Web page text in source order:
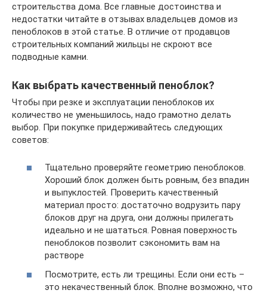
строительства дома. Все главные достоинства и
недостатки читайте в отзывах владельцев домов из
пеноблоков в этой статье. В отличие от продавцов
строительных компаний жильцы не скроют все
подводные камни.
Как выбрать качественный пеноблок?
Чтобы при резке и эксплуатации пеноблоков их
количество не уменьшилось, надо грамотно делать
выбор. При покупке придерживайтесь следующих
советов:
Тщательно проверяйте геометрию пеноблоков.
Хороший блок должен быть ровным, без впадин
и выпуклостей. Проверить качественный
материал просто: достаточно водрузить пару
блоков друг на друга, они должны прилегать
идеально и не шататься. Ровная поверхность
пеноблоков позволит сэкономить вам на
растворе
Посмотрите, есть ли трещины. Если они есть –
это некачественный блок. Вполне возможно, что